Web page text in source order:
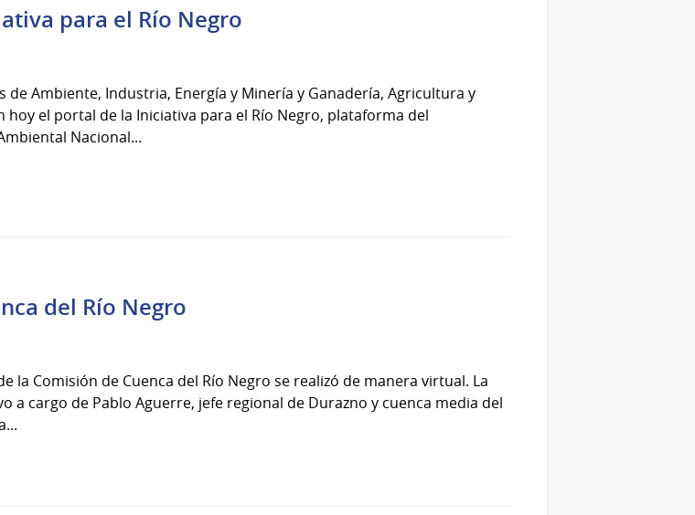
para el Río Negro
de Ambiente, Industria, Energía y Minería y Ganadería, Agricultura y
hoy el portal de la Iniciativa para el Río Negro, plataforma del
Nacional...
del Río Negro
la Comisión de Cuenca del Río Negro se realizó de manera virtual. La
a cargo de Pablo Aguerre, jefe regional de Durazno y cuenca media del